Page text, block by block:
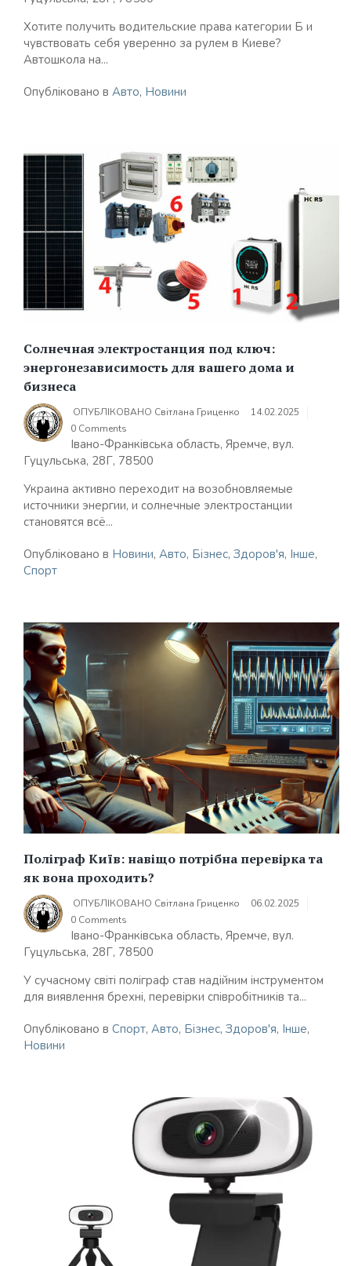
Хотите получить водительские права категории Б и
чувствовать себя уверенно за рулем в Киеве?
Автошкола на...
Опубліковано в Авто, Новини
Солнечная электростанция под ключ:
энергонезависимость для вашего дома и
бизнеса
ОПУБЛІКОВАНО Світлана Гриценко
14.02.2025
0 Comments
Івано-Франківська область, Яремче, вул.
Гуцульська, 28Г, 78500
Украина активно переходит на возобновляемые
источники энергии, и солнечные электростанции
становятся всё...
Опубліковано в Новини, Авто, Бізнес, Здоров'я, Інше,
Спорт
Поліграф Київ: навіщо потрібна перевірка та
як вона проходить?
ОПУБЛІКОВАНО Світлана Гриценко
06.02.2025
0 Comments
Івано-Франківська область, Яремче, вул.
Гуцульська, 28Г, 78500
У сучасному світі поліграф став надійним інструментом
для виявлення брехні, перевірки співробітників та...
Опубліковано в Спорт, Авто, Бізнес, Здоров'я, Інше,
Новини